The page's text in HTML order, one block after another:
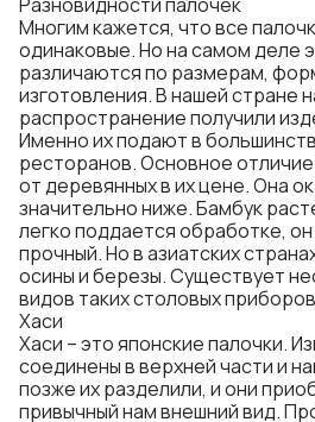
Многим кажется, что все
одинаковые. Но на самом деле
различаются по размерам,
изготовления. В нашей стране
распространение получили
Именно их подают в
ресторанов. Основное отличие
от деревянных в их цене. Она
значительно ниже. Бамбук
легко поддается обработке,
прочный. Но в азиатских
осины и березы. Существует
видов таких столовых
Хаси
Хаси – это японские палочки.
соединены в верхней части и
позже их разделили, и они
привычный нам внешний вид.